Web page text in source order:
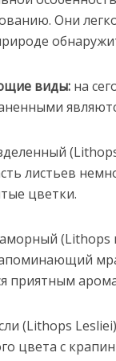
Они
виды: на
листьев
цветки.
(Lithops
приятным
(Lithops
цвета с